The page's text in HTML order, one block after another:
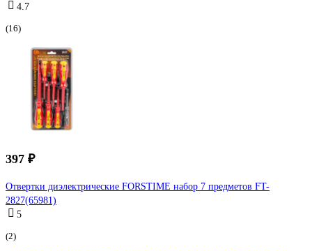
4.7
(16)
397 ₽
Отвертки диэлектрические FORSTIME набор 7 предметов FT-
2827(65981)
5
(2)